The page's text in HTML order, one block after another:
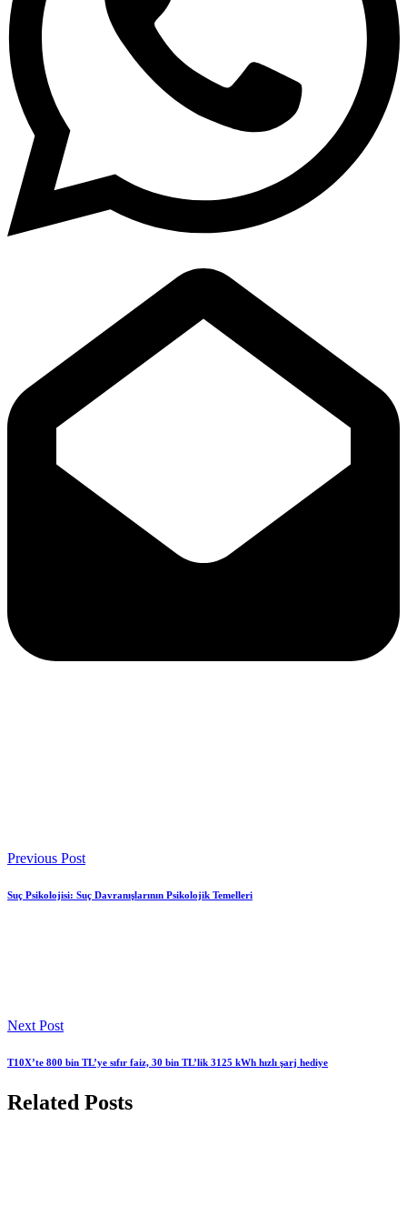
Previous Post
Suç Psikolojisi: Suç Davranışlarının Psikolojik Temelleri
Next Post
T10X’te 800 bin TL’ye sıfır faiz, 30 bin TL’lik 3125 kWh hızlı şarj hediye
Related Posts